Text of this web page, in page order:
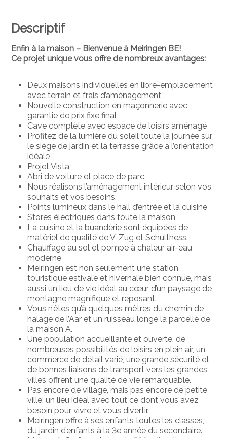
Descriptif
Enfin à la maison – Bienvenue à Meiringen BE!
Ce projet unique vous offre de nombreux avantages:
Deux maisons individuelles en libre-emplacement
avec terrain et frais d’aménagement
Nouvelle construction en maçonnerie avec
garantie de prix fixe final
Cave complète avec espace de loisirs aménagé
Profitez de la lumière du soleil toute la journée sur
le siège de jardin et la terrasse grâce à l’orientation
idéale
Projet Vista
Abri de voiture et place de parc
Nous réalisons l’aménagement intérieur selon vos
souhaits et vos besoins.
Points lumineux dans le hall d’entrée et la cuisine
Stores électriques dans toute la maison
La cuisine et la buanderie sont équipées de
matériel de qualité de V-Zug et Schulthess.
Chauffage au sol et pompe à chaleur air-eau
moderne
Meiringen est non seulement une station
touristique estivale et hivernale bien connue, mais
aussi un lieu de vie idéal au cœur d’un paysage de
montagne magnifique et reposant.
Vous n’êtes qu’à quelques mètres du chemin de
halage de l’Aar et un ruisseau longe la parcelle de
la maison A.
Une population accueillante et ouverte, de
nombreuses possibilités de loisirs en plein air, un
commerce de détail varié, une grande sécurité et
de bonnes liaisons de transport vers les grandes
villes offrent une qualité de vie remarquable.
Pas encore de village, mais pas encore de petite
ville: un lieu idéal avec tout ce dont vous avez
besoin pour vivre et vous divertir.
Meiringen offre à ses enfants toutes les classes,
du jardin d’enfants à la 3e année du secondaire.